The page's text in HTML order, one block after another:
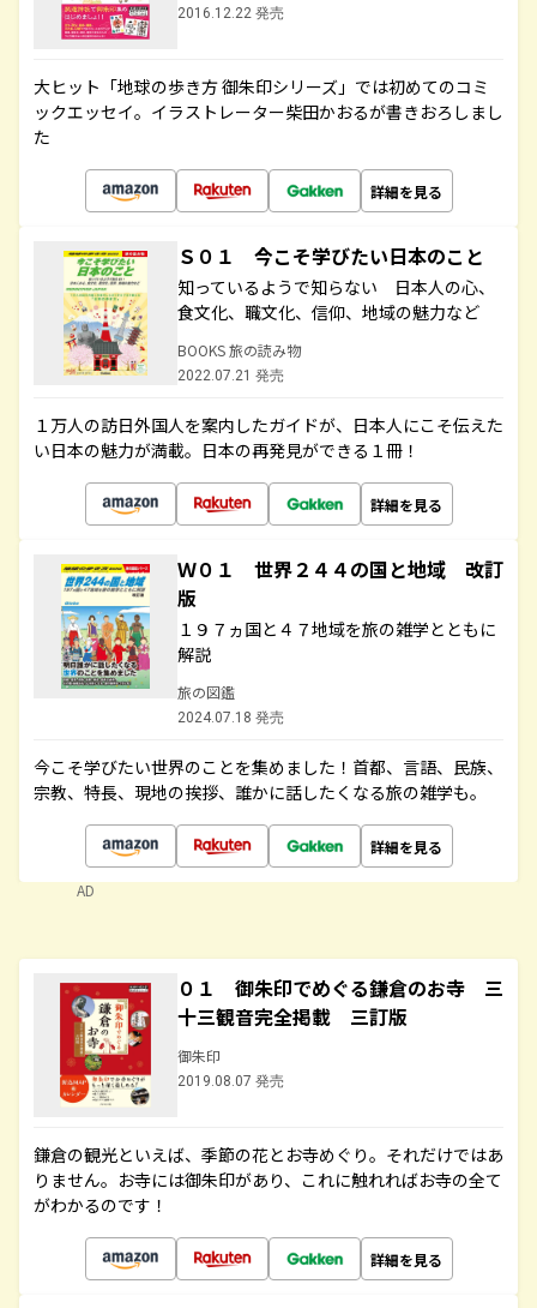
2016.12.22 発売
大ヒット「地球の歩き方 御朱印シリーズ」では初めてのコミ
ックエッセイ。イラストレーター柴田かおるが書きおろしまし
た
詳細を見る
Ｓ０１ 今こそ学びたい日本のこと
知っているようで知らない 日本人の心、
食文化、職文化、信仰、地域の魅力など
BOOKS 旅の読み物
2022.07.21 発売
１万人の訪日外国人を案内したガイドが、日本人にこそ伝えた
い日本の魅力が満載。日本の再発見ができる１冊！
詳細を見る
Ｗ０１ 世界２４４の国と地域 改訂
版
１９７ヵ国と４７地域を旅の雑学とともに
解説
旅の図鑑
2024.07.18 発売
今こそ学びたい世界のことを集めました！首都、言語、民族、
宗教、特長、現地の挨拶、誰かに話したくなる旅の雑学も。
詳細を見る
AD
０１ 御朱印でめぐる鎌倉のお寺 三
十三観音完全掲載 三訂版
御朱印
2019.08.07 発売
鎌倉の観光といえば、季節の花とお寺めぐり。それだけではあ
りません。お寺には御朱印があり、これに触れればお寺の全て
がわかるのです！
詳細を見る